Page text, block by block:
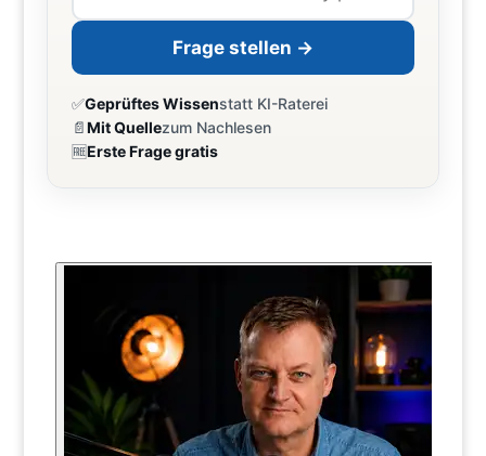
Frage stellen →
✅Geprüftes Wissenstatt KI-Raterei
📄Mit Quellezum Nachlesen
🆓Erste Frage gratis